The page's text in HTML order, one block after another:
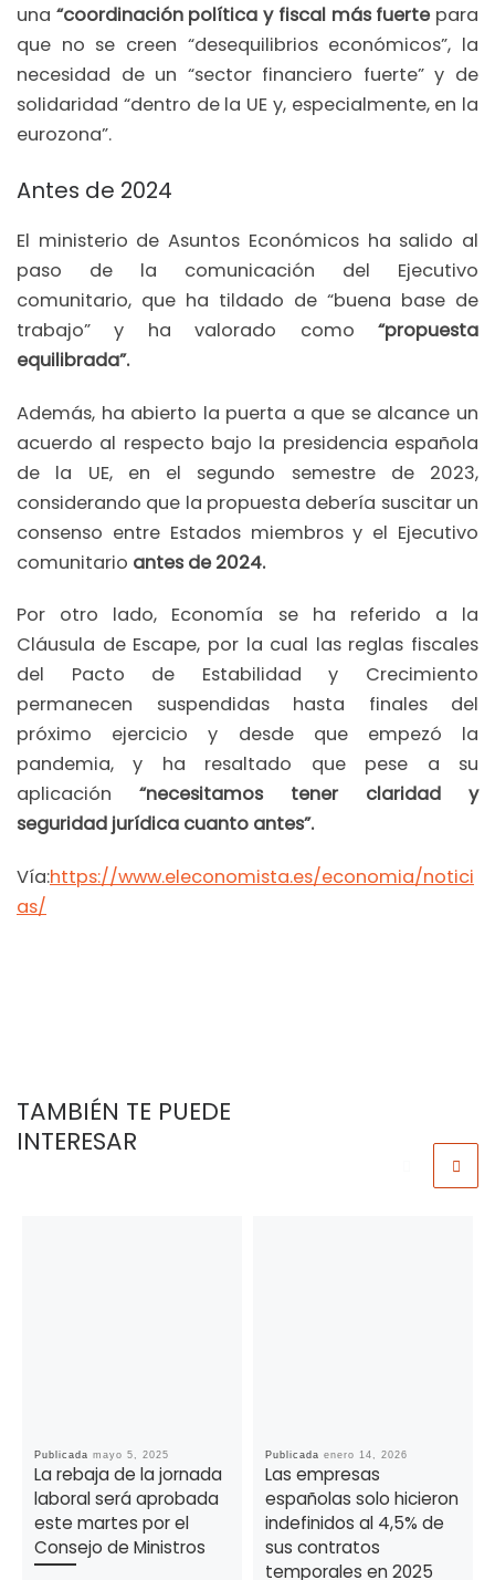
una “coordinación política y fiscal más fuertepara
que no se creen “desequilibrios económicos”, la
necesidad de un “sector financiero fuerte” y de
solidaridad “dentro de la UE y, especialmente, en la
eurozona”.
Antes de 2024
El ministerio de Asuntos Económicos ha salido al
paso de la comunicación del Ejecutivo
comunitario, que ha tildado de “buena base de
trabajo” y ha valorado como “propuesta
equilibrada”.
Además, ha abierto la puerta a que se alcance un
acuerdo al respecto bajo la presidencia española
de la UE, en el segundo semestre de 2023,
considerando que la propuesta debería suscitar un
consenso entre Estados miembros y el Ejecutivo
comunitario antes de 2024.
Por otro lado, Economía se ha referido a la
Cláusula de Escape, por la cual las reglas fiscales
del Pacto de Estabilidad y Crecimiento
permanecen suspendidas hasta finales del
próximo ejercicio y desde que empezó la
pandemia, y ha resaltado que pese a su
aplicación “necesitamos tener claridad y
seguridad jurídica cuanto antes”.
Vía:https://www.eleconomista.es/economia/notici
as/
TAMBIÉN TE PUEDE
INTERESAR
Publicada mayo 5, 2025
La rebaja de la jornada
laboral será aprobada
este martes por el
Consejo de Ministros
Publicada enero 14, 2026
Las empresas
españolas solo hicieron
indefinidos al 4,5% de
sus contratos
temporales en 2025